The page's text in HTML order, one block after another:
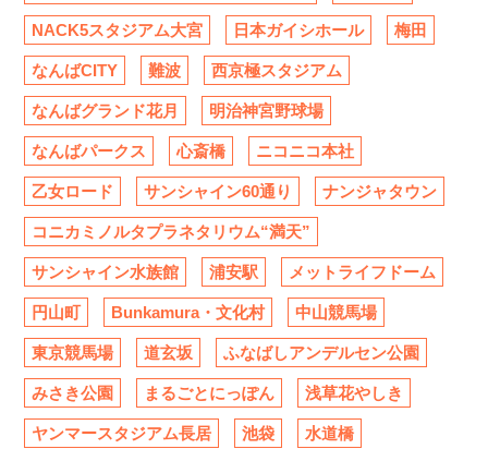
NACK5スタジアム大宮 日本ガイシホール 梅田
なんばCITY 難波 西京極スタジアム
なんばグランド花月 明治神宮野球場
なんばパークス 心斎橋 ニコニコ本社
乙女ロード サンシャイン60通り ナンジャタウン
コニカミノルタプラネタリウム“満天”
サンシャイン水族館 浦安駅 メットライフドーム
円山町 Bunkamura・文化村 中山競馬場
東京競馬場 道玄坂 ふなばしアンデルセン公園
みさき公園 まるごとにっぽん 浅草花やしき
ヤンマースタジアム長居 池袋 水道橋